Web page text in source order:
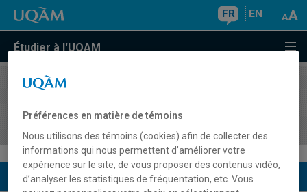
FR EN
Étudier à l'UQAM
COURS//
en orientation II
Description du cours
Préférences en matière de témoins
Nous utilisons des témoins (cookies) afin de collecter des
informations qui nous permettent d’améliorer votre
expérience sur le site, de vous proposer des contenus vidéo,
d’analyser les statistiques de fréquentation, etc. Vous